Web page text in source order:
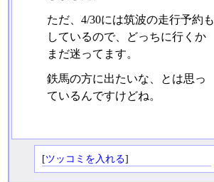
ただ、4/30には筑波の走行予約も
しているので、どっちに行くか
まだ迷ってます。
鉄馬の方に出たいな、とは思っ
ているんですけどね。
[ツッコミを入れる]